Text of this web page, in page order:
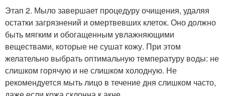
Этап 2. Мыло завершает процедуру очищения, удаляя
остатки загрязнений и омертвевших клеток. Оно должно
быть мягким и обогащенным увлажняющими
веществами, которые не сушат кожу. При этом
желательно выбрать оптимальную температуру воды: не
слишком горячую и не слишком холодную. Не
рекомендуется мыть лицо в течение дня слишком часто,